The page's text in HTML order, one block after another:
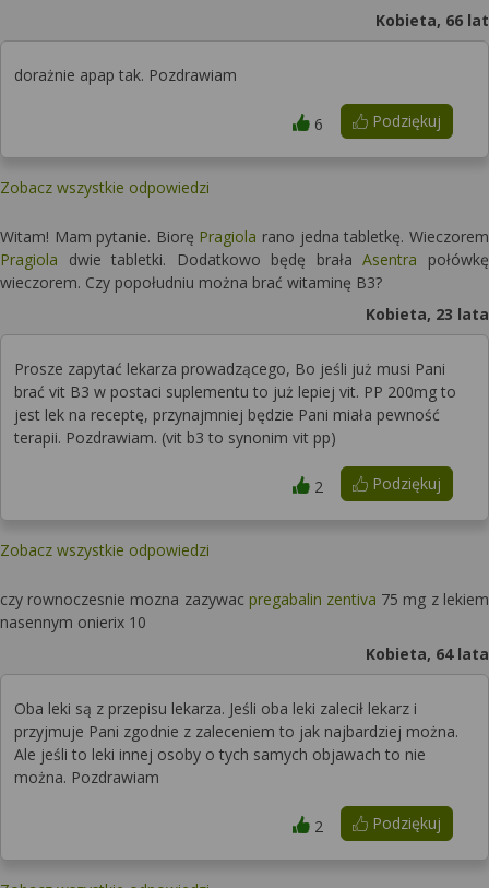
Kobieta, 66 lat
dorażnie apap tak. Pozdrawiam
Podziękuj
6
Zobacz wszystkie odpowiedzi
Witam! Mam pytanie. Biorę Pragiola rano jedna tabletkę. Wieczorem
Pragiola dwie tabletki. Dodatkowo będę brałaAsentra połówkę
wieczorem. Czy popołudniu można brać witaminę B3?
Kobieta, 23 lata
Prosze zapytać lekarza prowadzącego, Bo jeśli już musi Pani
brać vit B3 w postaci suplementu to już lepiej vit. PP 200mg to
jest lek na receptę, przynajmniej będzie Pani miała pewność
terapii. Pozdrawiam. (vit b3 to synonim vit pp)
Podziękuj
2
Zobacz wszystkie odpowiedzi
czy rownoczesnie mozna zazywac pregabalin zentiva 75 mg z lekiem
nasennym onierix 10
Kobieta, 64 lata
Oba leki są z przepisu lekarza. Jeśli oba leki zalecił lekarz i
przyjmuje Pani zgodnie z zaleceniem to jak najbardziej można.
Ale jeśli to leki innej osoby o tych samych objawach to nie
można. Pozdrawiam
Podziękuj
2